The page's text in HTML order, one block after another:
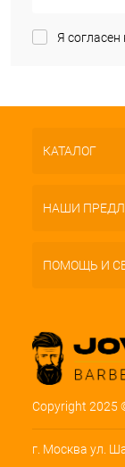
Я согласен
КАТАЛОГ
НАШИ
ПОМОЩЬ И
Copyright 2025
г. Москва ул.